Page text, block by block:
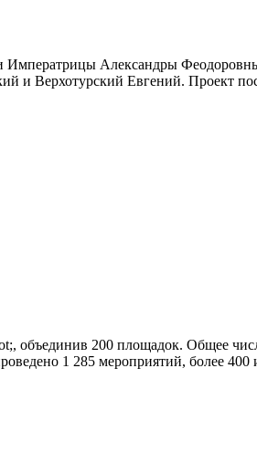
Александры
и Верхотурский Евгений. Проект
объединив 200 площадок. Общее
1 285 мероприятий, более